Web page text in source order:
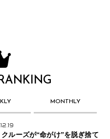
MONTHLY
クルーズが“命がけ”を脱ぎ捨て